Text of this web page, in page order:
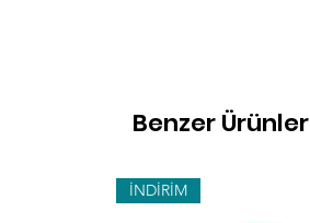
Benzer Ürünler
İNDİRİM